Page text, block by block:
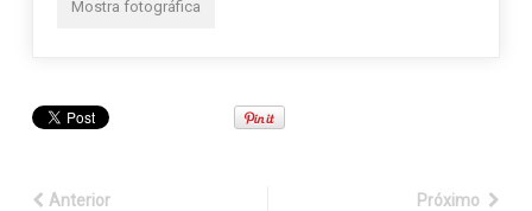
Mostra fotográfica
Anterior
Próximo